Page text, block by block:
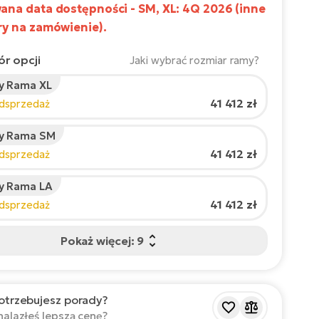
data dostępności - SM, XL: 4Q 2026 (inne
na zamówienie).
opcji Jaki wybrać rozmiar ramy?
rowerzysty:
rozmiar
Rama XL
41 412 zł
Rama SM
41 412 zł
Rama LA
41 412 zł
Pokaż więcej: 9
porady?
lepszą cenę?